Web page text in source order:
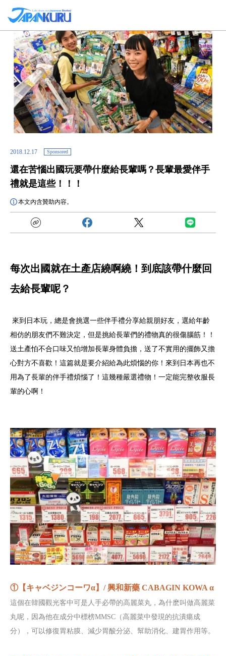
2018.12.17 Sponsored
還在苦惱出國玩要帶什麼給長輩嗎？長輩最愛伴手
禮就是這些！！！
本文內含贊助內容。
每次出國就在土產店繞啊繞！到底該帶什麼回
去給長輩呢？
來到日本玩，總是會挑選一些伴手禮分享給親朋好友，選給年齡
相仿的朋友們不難決定，但是挑給長輩們的禮物真的很傷腦筋！！
送土產怕不合口味又怕增加長輩身體負擔，送了不實用的擺飾又擔
心對方不喜歡！這篇就是要介紹給為此煩惱的你！來到日本再也不
用為了長輩的伴手禮煩惱了！這幾種嚴選禮物！一定能完整收服長
輩的心啊！
①【キャベジンコーワα】/ 興和新藥 CABAGIN KOWA α
這個在韓國觀光客中可是人手必帶的高麗菜丸，為什麽叫做高麗菜
丸呢，因為他在成分中標榜MMSC（高麗菜中發現的抗潰瘍成
分），可以修復胃粘膜、減少胃酸分泌、幫助消化、建胃作用等。